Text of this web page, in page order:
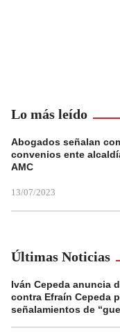
Lo más leído
Abogados señalan
convenios ente
AMC
13/07/2023
Últimas Noticias
Iván Cepeda anuncia
contra Efraín Cepeda
señalamientos de